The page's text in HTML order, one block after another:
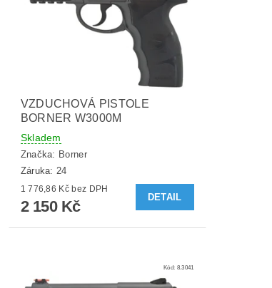
VZDUCHOVÁ PISTOLE
BORNER W3000M
Skladem
Značka: Borner
Záruka: 24
1 776,86 Kč bez DPH
2 150 Kč
DETAIL
Kód: 8.3041